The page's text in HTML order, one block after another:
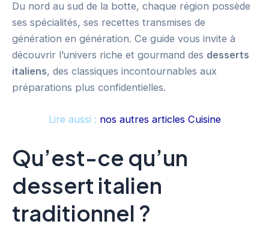
Du nord au sud de la botte, chaque région possède
ses spécialités, ses recettes transmises de
génération en génération. Ce guide vous invite à
découvrir l’univers riche et gourmand des desserts
italiens, des classiques incontournables aux
préparations plus confidentielles.
Lire aussi : nos autres articles Cuisine
Qu’est-ce qu’un
dessert italien
traditionnel ?